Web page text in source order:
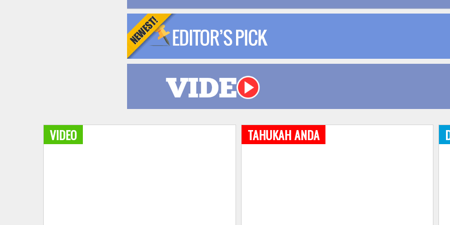
VIDEO TAHUKAH ANDA